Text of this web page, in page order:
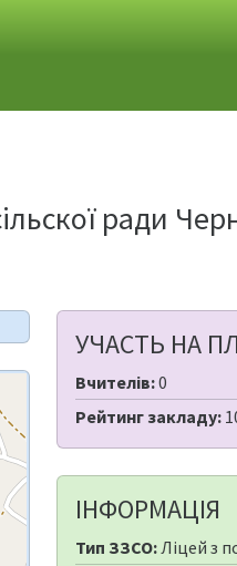
ради
УЧАСТЬ НА
Вчителів:0
Рейтинг закладу:
ІНФОРМАЦІЯ
Тип ЗЗСО:Ліцей з